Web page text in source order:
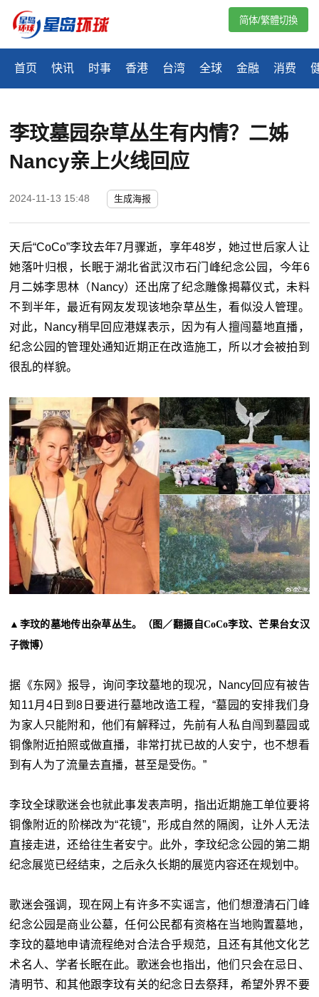
首页 快讯 时事 香港 台湾 全球 金融 消费
简体/繁體切換
李玟墓园杂草丛生有内情？二姊
Nancy亲上火线回应
2024-11-13 15:48 生成海报
天后“CoCo”李玟去年7月骤逝，享年48岁，她过世后家人让
她落叶归根，长眠于湖北省武汉市石门峰纪念公园，今年6
月二姊李思林（Nancy）还出席了纪念雕像揭幕仪式，未料
不到半年，最近有网友发现该地杂草丛生，看似没人管理。
对此，Nancy稍早回应港媒表示，因为有人擅闯墓地直播，
纪念公园的管理处通知近期正在改造施工，所以才会被拍到
很乱的样貌。
▲李玟的墓地传出杂草丛生。（图／翻摄自CoCo李玟、芒果台女汉
子微博）
据《东网》报导，询问李玟墓地的现况，Nancy回应有被告
知11月4日到8日要进行墓地改造工程，“墓园的安排我们身
为家人只能附和，他们有解释过，先前有人私自闯到墓园或
铜像附近拍照或做直播，非常打扰已故的人安宁，也不想看
到有人为了流量去直播，甚至是受伤。”
李玟全球歌迷会也就此事发表声明，指出近期施工单位要将
铜像附近的阶梯改为“花镜”，形成自然的隔阂，让外人无法
直接走进，还给往生者安宁。此外，李玟纪念公园的第二期
纪念展览已经结束，之后永久长期的展览内容还在规划中。
歌迷会强调，现在网上有许多不实谣言，他们想澄清石门峰
纪念公园是商业公墓，任何公民都有资格在当地购置墓地，
李玟的墓地申请流程绝对合法合乎规范，且还有其他文化艺
术名人、学者长眠在此。歌迷会也指出，他们只会在忌日、
清明节、和其他跟李玟有关的纪念日去祭拜，希望外界不要